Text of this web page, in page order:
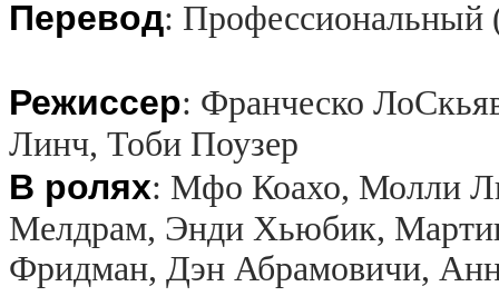
Перевод: Профессиональный
Режиссер: Франческо
Линч, Тоби Поузер
В ролях: Мфо Коахо, Молли
Мелдрам, Энди Хьюбик,
Фридман, Дэн Абрамовичи,